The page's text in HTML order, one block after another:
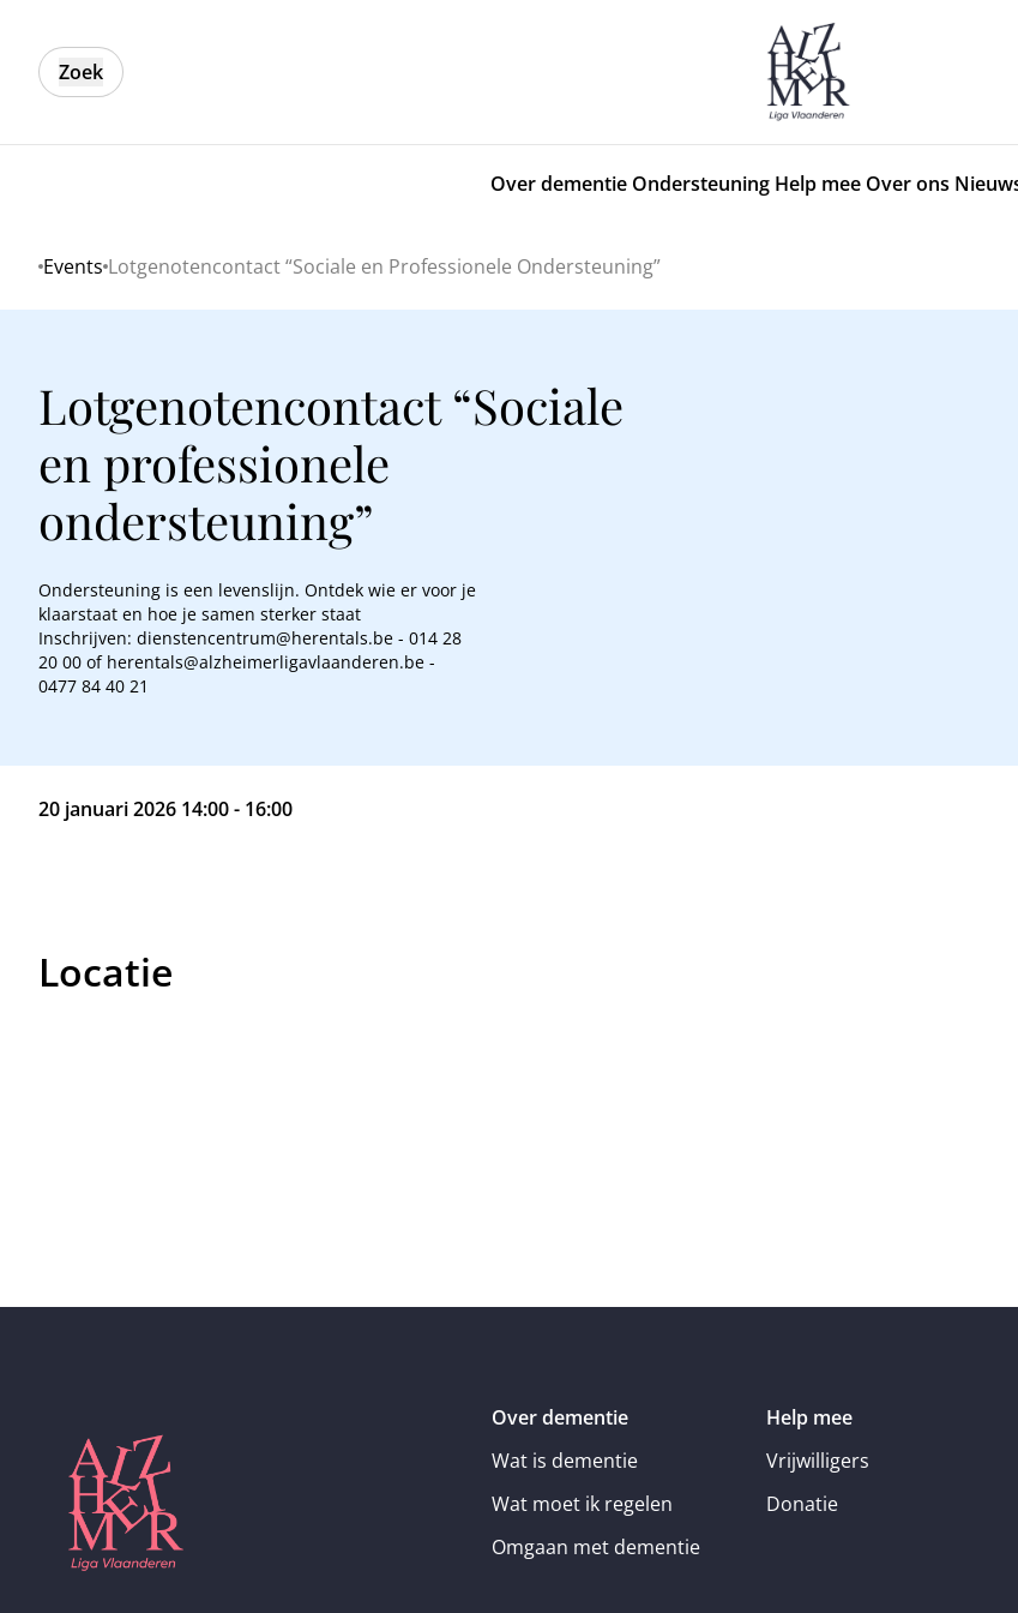
Zoek
Over dementie Ondersteuning Help mee Over ons
Home
Events Lotgenotencontact “Sociale en Professionele Ondersteuning”
Lotgenotencontact “Sociale
en professionele
ondersteuning”
Ondersteuning is een levenslijn. Ontdek wie er voor je
klaarstaat en hoe je samen sterker staat
Inschrijven: dienstencentrum@herentals.be - 014 28
20 00 of herentals@alzheimerligavlaanderen.be -
0477 84 40 21
20 januari 2026 14:00 - 16:00
Locatie
Over dementie
Wat is dementie
Wat moet ik regelen
Omgaan met dementie
Help mee
Vrijwilligers
Donatie